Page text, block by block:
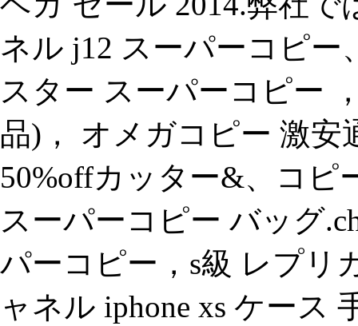
ネル j12 スーパーコピー
スター スーパーコピー
品)， オメガコピー 激安
50%offカッター&、コピ
スーパーコピー バッグ
パーコピー，s級 レプリ
ャネル iphone xs ケース